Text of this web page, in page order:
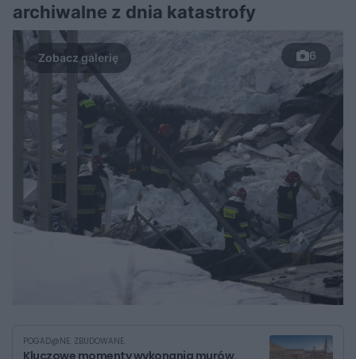
archiwalne z dnia katastrofy
6
POGAD@NE. ZBUDOWANE.